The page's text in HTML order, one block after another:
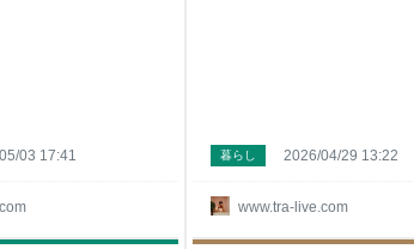
03 17:41
www.tra-live.com
暮らし 2026/04/29 13:22